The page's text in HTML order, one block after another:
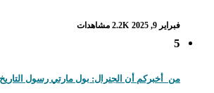
فبراير 9, 2025 2.2K مشاهدات
5
من_أخبركم أن الجنرال: بول مارتي رسول